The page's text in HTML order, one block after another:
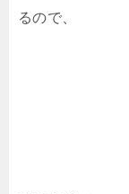
るので、